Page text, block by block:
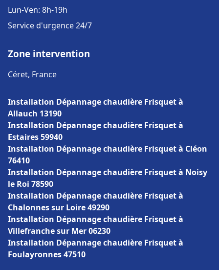
Lun-Ven: 8h-19h
Service d'urgence 24/7
Zone intervention
Céret, France
Installation Dépannage chaudière Frisquet à
Allauch 13190
Installation Dépannage chaudière Frisquet à
Estaires 59940
Installation Dépannage chaudière Frisquet à Cléon
76410
Installation Dépannage chaudière Frisquet à Noisy
le Roi 78590
Installation Dépannage chaudière Frisquet à
Chalonnes sur Loire 49290
Installation Dépannage chaudière Frisquet à
Villefranche sur Mer 06230
Installation Dépannage chaudière Frisquet à
Foulayronnes 47510